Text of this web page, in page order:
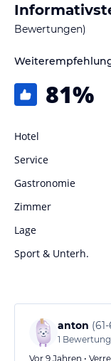
Bewertungen)
81%
Hotel
Service
Gastronomie
Zimmer
Lage
Sport & Unterh.
anton (
1
Vor 9 Jahren •